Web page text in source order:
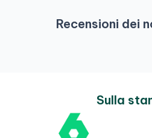
Recensioni dei
Sulla